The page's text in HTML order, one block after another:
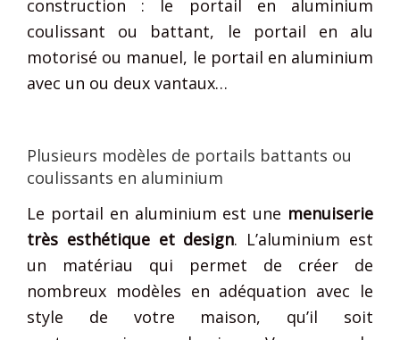
construction : le portail en aluminium
coulissant ou battant, le portail en alu
motorisé ou manuel, le portail en aluminium
avec un ou deux vantaux…
Plusieurs modèles de portails battants ou
coulissants en aluminium
Le portail en aluminium est une menuiserie
très esthétique et design. L’aluminium est
un matériau qui permet de créer de
nombreux modèles en adéquation avec le
style de votre maison, qu’il soit